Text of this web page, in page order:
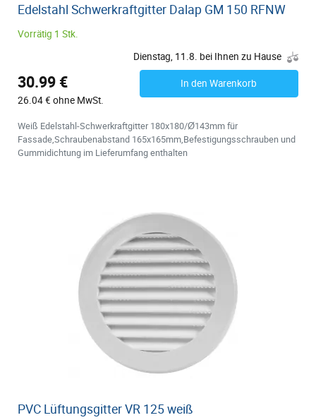
Edelstahl Schwerkraftgitter Dalap GM 150 RFNW
Vorrätig 1 Stk.
Dienstag, 11.8. bei Ihnen zu Hause
30.99 €
26.04 € ohne MwSt.
In den Warenkorb
Weiß Edelstahl-Schwerkraftgitter 180x180/Ø143mm für
Fassade,Schraubenabstand 165x165mm,Befestigungsschrauben und
Gummidichtung im Lieferumfang enthalten
PVC Lüftungsgitter VR 125 weiß